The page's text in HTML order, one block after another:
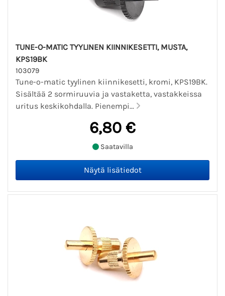
TUNE-O-MATIC TYYLINEN KIINNIKESETTI, MUSTA,
KPS19BK
103079
Tune-o-matic tyylinen kiinnikesetti, kromi, KPS19BK.
Sisältää 2 sormiruuvia ja vastaketta, vastakkeissa
uritus keskikohdalla. Pienempi...
6,80 €
Saatavilla